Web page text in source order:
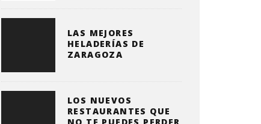
LAS MEJORES
HELADERÍAS DE
ZARAGOZA
LOS NUEVOS
RESTAURANTES QUE
NO TE PUEDES PERDER